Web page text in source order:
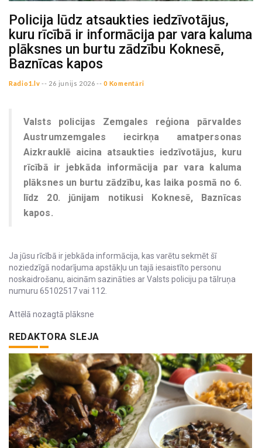
Policija lūdz atsaukties iedzīvotājus,
kuru rīcībā ir informācija par vara kaluma
plāksnes un burtu zādzību Koknesē,
Baznīcas kapos
Radio1.lv -- 26 junijs 2026 -- 0 Komentāri
Valsts policijas Zemgales reģiona pārvaldes
Austrumzemgales iecirkņa amatpersonas
Aizkrauklē aicina atsaukties iedzīvotājus, kuru
rīcībā ir jebkāda informācija par vara kaluma
plāksnes un burtu zādzību, kas laika posmā no 6.
līdz 20. jūnijam notikusi Koknesē, Baznīcas
kapos.
Ja jūsu rīcībā ir jebkāda informācija, kas varētu sekmēt šī
noziedzīgā nodarījuma apstākļu un tajā iesaistīto personu
noskaidrošanu, aicinām sazināties ar Valsts policiju pa tālruņa
numuru 65102517 vai 112.
Attēlā nozagtā plāksne
REDAKTORA SLEJA